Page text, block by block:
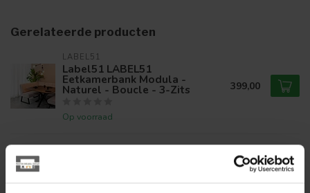
Gerelateerde producten
LABEL51
Label51 LABEL51
Eetkamerbank Modula -
Naturel - Boucle - 3-Zits
Op voorraad
399,00
Naturel - Boucle - 2-Zits 319,00